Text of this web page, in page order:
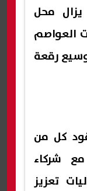
يزال محل
العواصم
رقعة
كل من
مع شركاء
تعزيز